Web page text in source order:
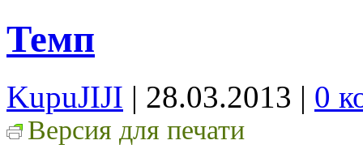
Темп
KupuJIJI | 28.03.2013 | 0
Версия для печати